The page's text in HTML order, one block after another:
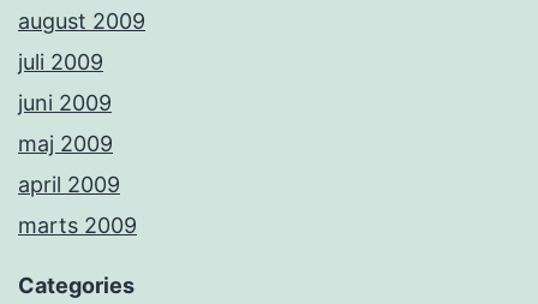
august 2009
juli 2009
juni 2009
maj 2009
april 2009
marts 2009
Categories